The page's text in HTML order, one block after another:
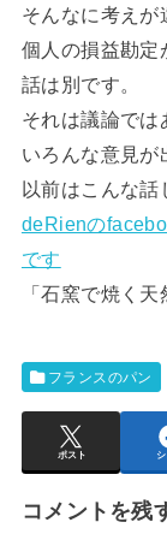
そんなに考えが
個人の損益勘定
話は別です。
それは議論では
いろんな意見が
以前はこんな話
deRienの
です
「石窯で焼く
フランスのパン
ポスト
コメントを残